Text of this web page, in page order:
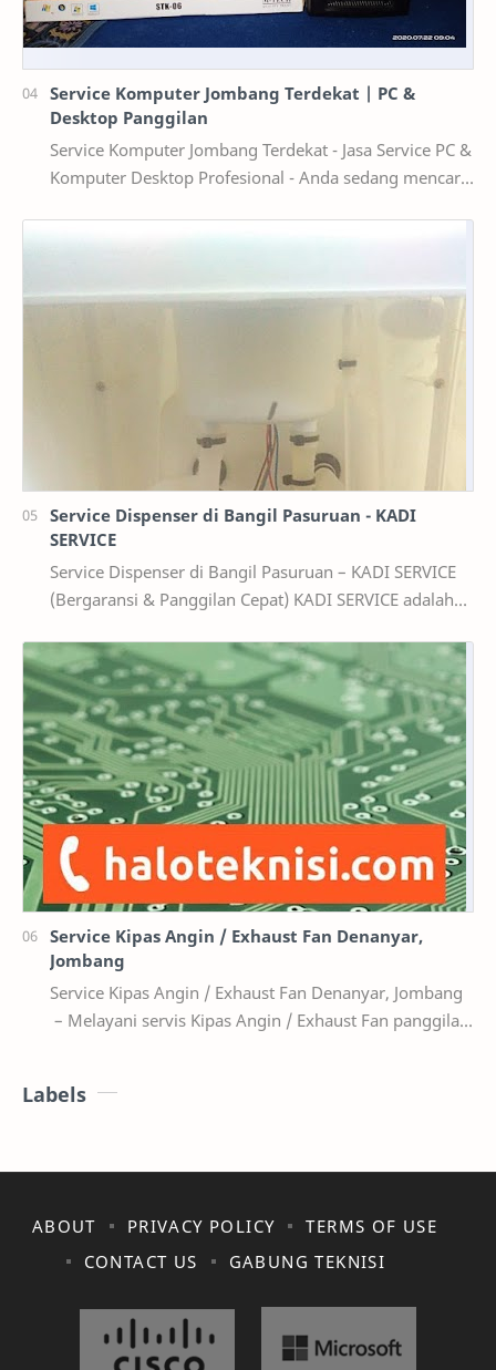
Service Komputer Jombang Terdekat | PC &
Desktop Panggilan
Service Komputer Jombang Terdekat - Jasa Service PC &
Komputer Desktop Profesional - Anda sedang mencari
Service Dispenser di Bangil Pasuruan - KADI
SERVICE
Service Dispenser di Bangil Pasuruan – KADI SERVICE
(Bergaransi & Panggilan Cepat) KADI SERVICE adalah
Service Kipas Angin / Exhaust Fan Denanyar,
Jombang
Service Kipas Angin / Exhaust Fan Denanyar, Jombang
– Melayani servis Kipas Angin / Exhaust Fan panggilan
Labels
ABOUT PRIVACY POLICY
TERMS OF USE
CONTACT US
GABUNG TEKNISI